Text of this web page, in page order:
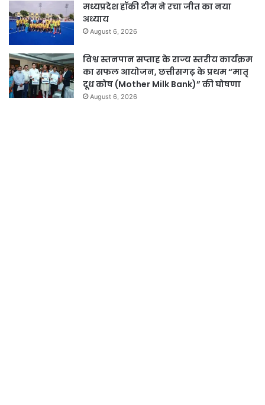
मध्यप्रदेश हॉकी टीम ने रचा जीत का नया
अध्याय
August 6, 2026
विश्व स्तनपान सप्ताह के राज्य स्तरीय कार्यक्रम
का सफल आयोजन, छत्तीसगढ़ के प्रथम “मातृ
दूध कोष (Mother Milk Bank)” की घोषणा
August 6, 2026